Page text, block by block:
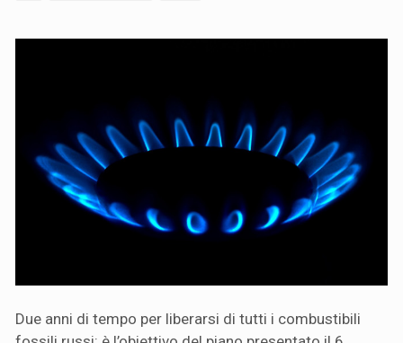
Due anni di tempo per liberarsi di tutti i combustibili